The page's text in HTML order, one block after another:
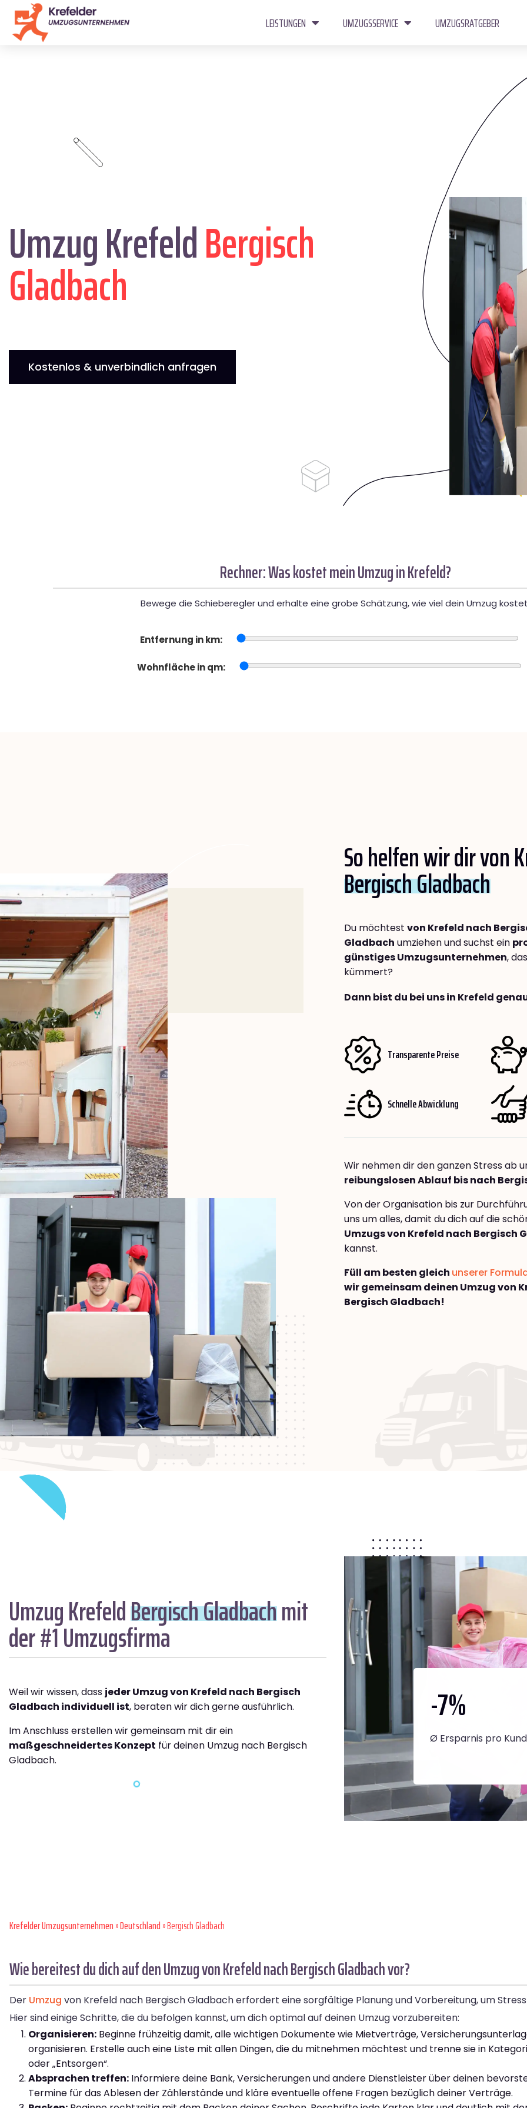
LEISTUNGEN UMZUGSSERVICE UMZUGSRATGEBER
Umzug KrefeldBergisch
Gladbach
Kostenlos & unverbindlich anfragen
Rechner: Was kostet mein Umzug in Krefeld?
Bewege die Schieberegler und erhalte eine grobe Schätzung, wie viel dein Umzug
Entfernung in km:
Wohnfläche in qm:
So helfen wir dir von
Bergisch Gladbach
Du möchtest von Krefeld nach
Gladbach umziehen und suchst ein
günstiges Umzugsunternehmen,
kümmert?
Dann bist du bei uns in Krefeld
Transparente Preise
Schnelle Abwicklung
Wir nehmen dir den ganzen Stress ab
reibungslosen Ablauf bis nach
Von der Organisation bis zur
uns um alles, damit du dich auf die
Umzugs von Krefeld nach Bergisch
kannst.
Füll am besten gleich unserer
wir gemeinsam deinen Umzug von
Bergisch Gladbach!
Umzug KrefeldBergisch Gladbachmit
der #1 Umzugsfirma
Weil wir wissen, dass jeder Umzug von Krefeld nach Bergisch
Gladbach individuell ist, beraten wir dich gerne ausführlich.
Im Anschluss erstellen wir gemeinsam mit dir ein
maßgeschneidertes Konzept für deinen Umzug nach Bergisch
Gladbach.
-7%
Ø Ersparnis pro
Krefelder Umzugsunternehmen»Deutschland» Bergisch Gladbach
Wie bereitest du dich auf den Umzug von Krefeld nach Bergisch Gladbach vor?
Der Umzug von Krefeld nach Bergisch Gladbach erfordert eine sorgfältige Planung und Vorbereitung, um
Hier sind einige Schritte, die du befolgen kannst, um dich optimal auf deinen Umzug vorzubereiten:
Organisieren: Beginne frühzeitig damit, alle wichtigen Dokumente wie Mietverträge,
organisieren. Erstelle auch eine Liste mit allen Dingen, die du mitnehmen möchtest und trenne sie in
oder „Entsorgen“.
Absprachen treffen: Informiere deine Bank, Versicherungen und andere Dienstleister über deinen
Termine für das Ablesen der Zählerstände und kläre eventuelle offene Fragen bezüglich deiner Verträge.